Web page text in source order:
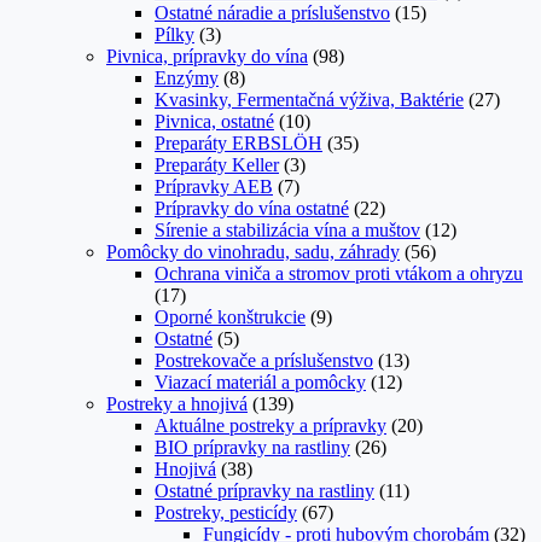
Ostatné náradie a príslušenstvo (15)
Pílky (3)
Pivnica, prípravky do vína (98)
Enzýmy (8)
Kvasinky, Fermentačná výživa, Baktérie (27)
Pivnica, ostatné (10)
Preparáty ERBSLÖH (35)
Preparáty Keller (3)
Prípravky AEB (7)
Prípravky do vína ostatné (22)
Sírenie a stabilizácia vína a muštov (12)
Pomôcky do vinohradu, sadu, záhrady (56)
Ochrana viniča a stromov proti vtákom a ohryzu
(17)
Oporné konštrukcie (9)
Ostatné (5)
Postrekovače a príslušenstvo (13)
Viazací materiál a pomôcky (12)
Postreky a hnojivá (139)
Aktuálne postreky a prípravky (20)
BIO prípravky na rastliny (26)
Hnojivá (38)
Ostatné prípravky na rastliny (11)
Postreky, pesticídy (67)
Fungicídy - proti hubovým chorobám (32)